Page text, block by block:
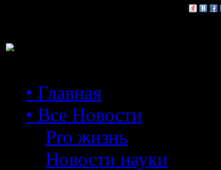
• Главная
• Все Новости
Pro жизнь
Новости науки